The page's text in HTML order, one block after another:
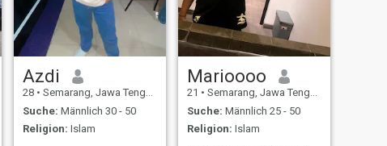
Azdi
28 • Semarang, Jawa Tengah, Indonesien
Suche: Männlich 30 - 50
Religion: Islam
Marioooo
21 • Semarang, Jawa Tengah, Indonesien
Suche: Männlich 25 - 50
Religion: Islam